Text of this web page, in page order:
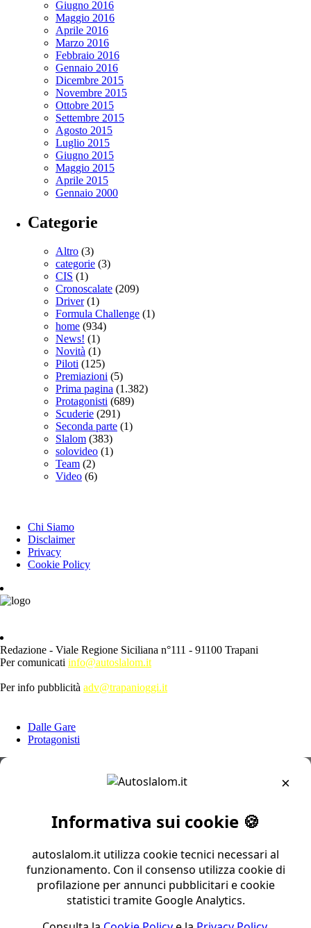
Giugno 2016
Maggio 2016
Aprile 2016
Marzo 2016
Febbraio 2016
Gennaio 2016
Dicembre 2015
Novembre 2015
Ottobre 2015
Settembre 2015
Agosto 2015
Luglio 2015
Giugno 2015
Maggio 2015
Aprile 2015
Gennaio 2000
Categorie
Altro (3)
categorie (3)
CIS (1)
Cronoscalate (209)
Driver(1)
Formula Challenge (1)
home (934)
News! (1)
Novità (1)
Piloti (125)
Premiazioni (5)
Prima pagina (1.382)
Protagonisti (689)
Scuderie (291)
Seconda parte (1)
Slalom (383)
solovideo (1)
Team (2)
Video (6)
Chi Siamo
Disclaimer
Privacy
Cookie Policy
Redazione - Viale Regione Siciliana n°111 - 91100 Trapani
Per comunicati info@autoslalom.it
Per info pubblicità adv@trapanioggi.it
Dalle Gare
Protagonisti
×
Informativa sui cookie 🍪
autoslalom.it utilizza cookie tecnici necessari al
funzionamento. Con il consenso utilizza cookie di
profilazione per annunci pubblicitari e cookie
statistici tramite Google Analytics.
Trofeo Centro Sud
Coppa Zona 1
Coppa Zona 2
Coppa Zona 3
Coppa Zona 4
Coppa Zona 5